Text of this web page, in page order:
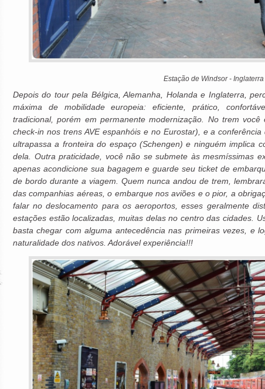
Estação de Windsor - Inglaterra
Depois do tour pela Bélgica, Alemanha, Holanda e Inglaterra,
máxima de mobilidade europeia: eficiente, prático,
tradicional, porém em permanente modernização. No trem
check-in nos trens AVE espanhóis e no Eurostar), e a
ultrapassa a fronteira do espaço (Schengen) e ninguém implica
dela. Outra praticidade, você não se submete às mesmíssimas
apenas acondicione sua bagagem e guarde seu ticket de
de bordo durante a viagem. Quem nunca andou de trem,
das companhias aéreas, o embarque nos aviões e o pior, a
falar no deslocamento para os aeroportos, esses geralmente
estações estão localizadas, muitas delas no centro das cidades.
basta chegar com alguma antecedência nas primeiras vezes, e
naturalidade dos nativos. Adorável experiência!!!